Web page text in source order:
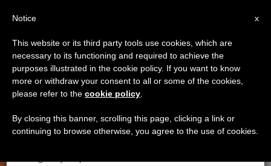
IGLESIA LOCAL
×
Aviso importante
Del 27 de julio al 7 de agosto haremos la pausa
anual, aprovechando que en el periodo de verano
se generan menos informaciones y también el
x
Notice
This website or its third party tools use cookies, which are
necessary to its functioning and required to achieve the
purposes illustrated in the cookie policy. If you want to know
more or withdraw your consent to all or some of the cookies,
please refer to the cookie policy
By closing this banner, scrolling this page, clicking a link or
continuing to browse otherwise, you agree to the use of cookies.